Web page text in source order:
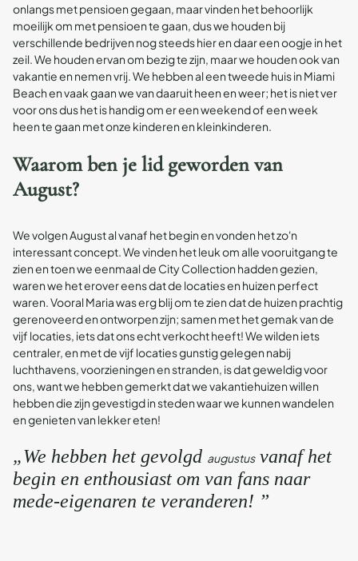
onlangs met pensioen gegaan, maar vinden het behoorlijk
moeilijk om met pensioen te gaan, dus we houden bij
verschillende bedrijven nog steeds hier en daar een oogje in het
zeil. We houden ervan om bezig te zijn, maar we houden ook van
vakantie en nemen vrij. We hebben al een tweede huis in Miami
Beach en vaak gaan we van daaruit heen en weer; het is niet ver
voor ons dus het is handig om er een weekend of een week
heen te gaan met onze kinderen en kleinkinderen.
Waarom ben je lid geworden van
August?
We volgen August al vanaf het begin en vonden het zo'n
interessant concept. We vinden het leuk om alle vooruitgang te
zien en toen we eenmaal de City Collection hadden gezien,
waren we het erover eens dat de locaties en huizen perfect
waren. Vooral Maria was erg blij om te zien dat de huizen prachtig
gerenoveerd en ontworpen zijn; samen met het gemak van de
vijf locaties, iets dat ons echt verkocht heeft! We wilden iets
centraler, en met de vijf locaties gunstig gelegen nabij
luchthavens, voorzieningen en stranden, is dat geweldig voor
ons, want we hebben gemerkt dat we vakantiehuizen willen
hebben die zijn gevestigd in steden waar we kunnen wandelen
en genieten van lekker eten!
„We hebben het gevolgd augustusvanaf het
begin en enthousiast om van fans naar
mede-eigenaren te veranderen! ”